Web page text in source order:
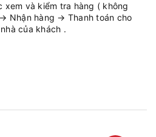
và kiểm tra hàng ( không
Nhận hàng → Thanh toán cho
của khách .